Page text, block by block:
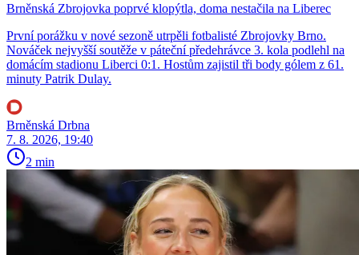
Brněnská Zbrojovka poprvé klopýtla, doma nestačila na Liberec
První porážku v nové sezoně utrpěli fotbalisté Zbrojovky Brno.
Nováček nejvyšší soutěže v páteční předehrávce 3. kola podlehl na
domácím stadionu Liberci 0:1. Hostům zajistil tři body gólem z 61.
minuty Patrik Dulay.
Brněnská Drbna
7. 8. 2026, 19:40
2 min